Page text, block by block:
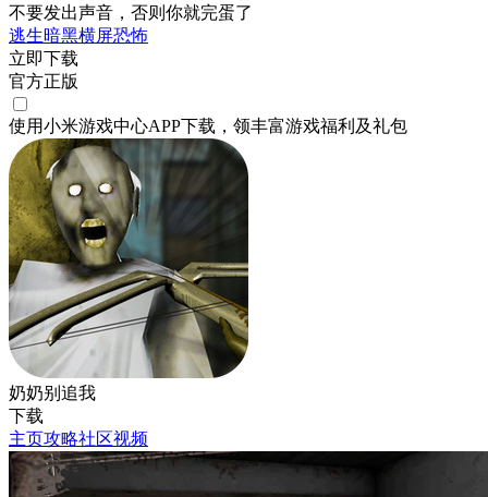
不要发出声音，否则你就完蛋了
逃生暗黑横屏恐怖
立即下载
官方正版
使用小米游戏中心APP下载 ，领丰富游戏福利 及礼包
奶奶别追我
下载
主页攻略社区视频